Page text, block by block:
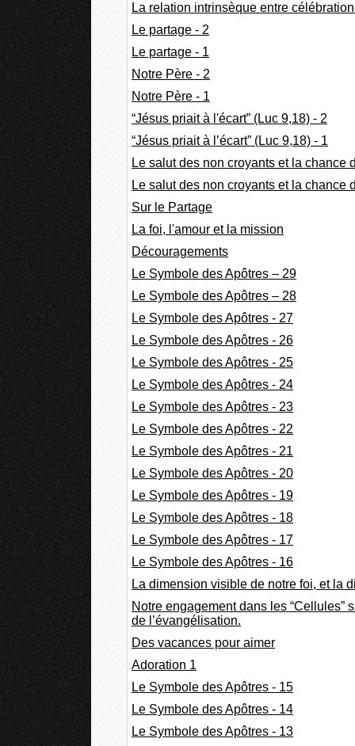
La relation intrinsèque entre
Le partage - 2
Le partage - 1
Notre Père - 2
Notre Père - 1
“Jésus priait à l'écart” (Luc 9,18) - 2
“Jésus priait à l’écart” (Luc 9,18) - 1
Le salut des non croyants et la chance
Le salut des non croyants et la chance
Sur le Partage
La foi, l'amour et la mission
Découragements
Le Symbole des Apôtres – 29
Le Symbole des Apôtres – 28
Le Symbole des Apôtres - 27
Le Symbole des Apôtres - 26
Le Symbole des Apôtres - 25
Le Symbole des Apôtres - 24
Le Symbole des Apôtres - 23
Le Symbole des Apôtres - 22
Le Symbole des Apôtres - 21
Le Symbole des Apôtres - 20
Le Symbole des Apôtres - 19
Le Symbole des Apôtres - 18
Le Symbole des Apôtres - 17
Le Symbole des Apôtres - 16
La dimension visible de notre foi, et la
Notre engagement dans les “Cellules”
de l’évangélisation.
Des vacances pour aimer
Adoration 1
Le Symbole des Apôtres - 15
Le Symbole des Apôtres - 14
Le Symbole des Apôtres - 13